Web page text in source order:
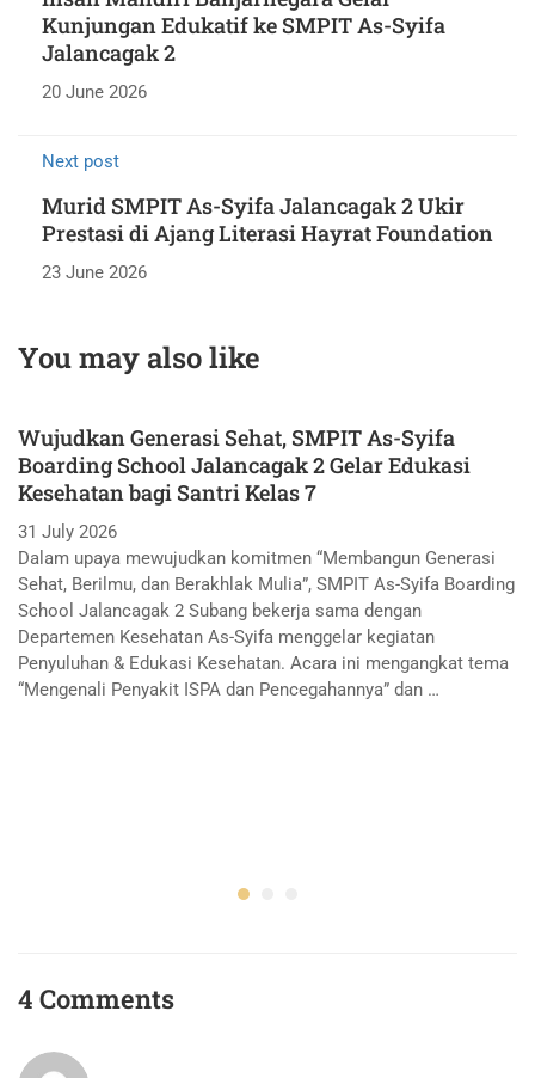
Kunjungan Edukatif ke SMPIT As-Syifa
Jalancagak 2
20 June 2026
Next post
Murid SMPIT As-Syifa Jalancagak 2 Ukir
Prestasi di Ajang Literasi Hayrat Foundation
23 June 2026
You may also like
Wujudkan Generasi Sehat, SMPIT As-Syifa
Boarding School Jalancagak 2 Gelar Edukasi
Kesehatan bagi Santri Kelas 7
31 July 2026
Dalam upaya mewujudkan komitmen “Membangun Generasi
Sehat, Berilmu, dan Berakhlak Mulia”, SMPIT As-Syifa Boarding
School Jalancagak 2 Subang bekerja sama dengan
Departemen Kesehatan As-Syifa menggelar kegiatan
Penyuluhan & Edukasi Kesehatan. Acara ini mengangkat tema
“Mengenali Penyakit ISPA dan Pencegahannya” dan …
4 Comments